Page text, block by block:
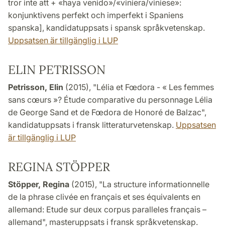
tror inte att + «haya venido»/«viniera/viniese»:
konjunktivens perfekt och imperfekt i Spaniens
spanska], kandidatuppsats i spansk språkvetenskap.
Uppsatsen är tillgänglig i LUP
ELIN PETRISSON
Petrisson, Elin (2015), "Lélia et Fœdora - « Les femmes
sans cœurs »? Étude comparative du personnage Lélia
de George Sand et de Fœdora de Honoré de Balzac",
kandidatuppsats i fransk litteraturvetenskap. Uppsatsen
är tillgänglig i LUP
REGINA STÖPPER
Stöpper, Regina (2015), "La structure informationnelle
de la phrase clivée en français et ses équivalents en
allemand: Etude sur deux corpus paralleles français –
allemand", masteruppsats i fransk språkvetenskap.